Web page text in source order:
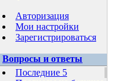
Авторизация
Мои настройки
Зарегистрироваться
Вопросы и ответы
Последние 5